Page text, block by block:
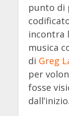
punto di
incontra
musica
di Greg
per
fosse
dall’inizio.